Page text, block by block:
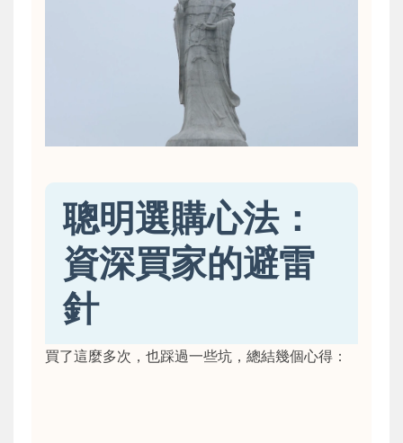
聰明選購心法：
資深買家的避雷
針
買了這麼多次，也踩過一些坑，總結幾個心得：